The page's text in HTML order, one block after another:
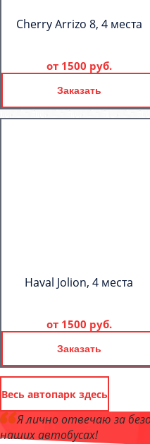
Cherry Arrizo 8, 4 места
от 1500 руб.
Заказать
Haval Jolion, 4 места
от 1500 руб.
Заказать
Весь автопарк здесь
Я лично отвечаю за
наших автобусах!